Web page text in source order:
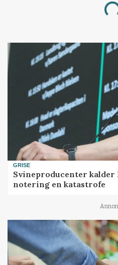
GRISE
Svineproducenter kalder
notering en katastrofe